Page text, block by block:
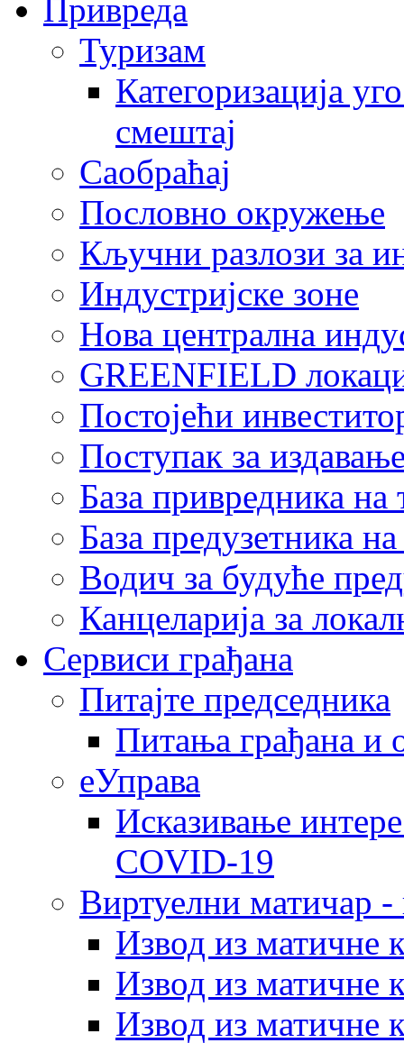
Привреда
Туризам
Категоризација
смештај
Саобраћај
Пословно окружење
Кључни разлози за
Индустријске зоне
Нова централна
GREENFIELD
Постојећи
Поступак за
База привредника
База предузетника
Водич за будуће
Канцеларија за
Сервиси грађана
Питајте председника
Питања грађана и
еУправа
Исказивање
COVID-19
Виртуелни матичар -
Извод из матичне
Извод из матичне
Извод из матичне